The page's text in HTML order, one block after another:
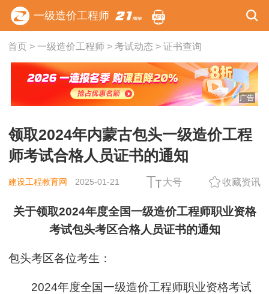
一级造价工程师
首页> 一级造价工程师> 考试动态 > 证书查询
广告
领取2024年内蒙古包头一级造价工程
师考试合格人员证书的通知
建设工程教育网 2025-01-21 大号 收藏资讯
关于领取2024年度全国一级造价工程师职业资格
考试包头考区合格人员证书的通知
包头考区各位考生：
2024年度全国一级造价工程师职业资格考试